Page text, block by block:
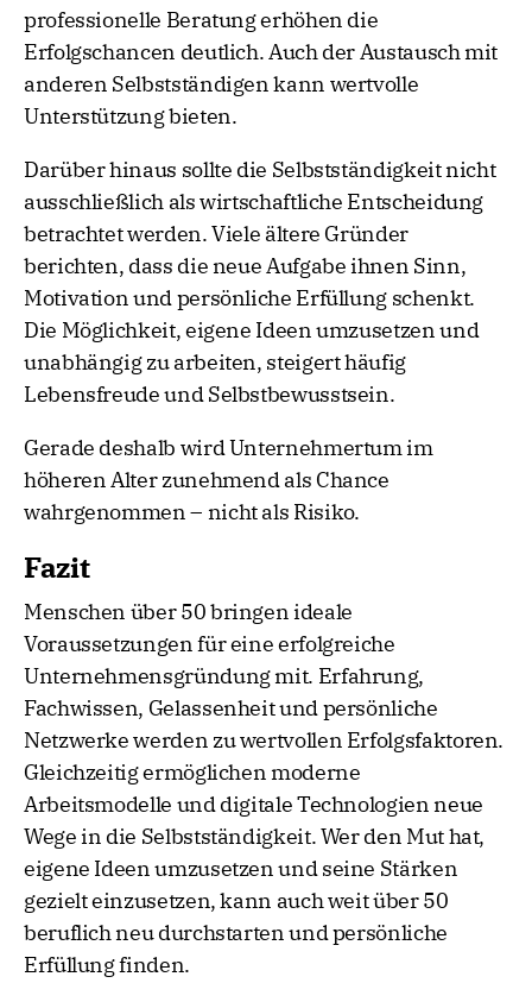
professionelle Beratung erhöhen die
Erfolgschancen deutlich. Auch der Austausch mit
anderen Selbstständigen kann wertvolle
Unterstützung bieten.
Darüber hinaus sollte die Selbstständigkeit nicht
ausschließlich als wirtschaftliche Entscheidung
betrachtet werden. Viele ältere Gründer
berichten, dass die neue Aufgabe ihnen Sinn,
Motivation und persönliche Erfüllung schenkt.
Die Möglichkeit, eigene Ideen umzusetzen und
unabhängig zu arbeiten, steigert häufig
Lebensfreude und Selbstbewusstsein.
Gerade deshalb wird Unternehmertum im
höheren Alter zunehmend als Chance
wahrgenommen – nicht als Risiko.
Fazit
Menschen über 50 bringen ideale
Voraussetzungen für eine erfolgreiche
Unternehmensgründung mit. Erfahrung,
Fachwissen, Gelassenheit und persönliche
Netzwerke werden zu wertvollen Erfolgsfaktoren.
Gleichzeitig ermöglichen moderne
Arbeitsmodelle und digitale Technologien neue
Wege in die Selbstständigkeit. Wer den Mut hat,
eigene Ideen umzusetzen und seine Stärken
gezielt einzusetzen, kann auch weit über 50
beruflich neu durchstarten und persönliche
Erfüllung finden.